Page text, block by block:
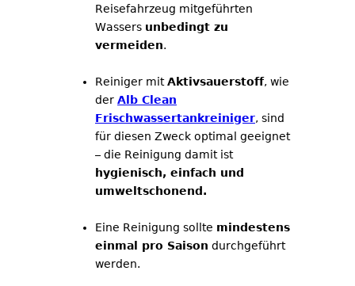
Reisefahrzeug mitgeführten
Wassers unbedingt zu
vermeiden.
Reiniger mitAktivsauerstoff, wie
der Alb Clean
Frischwassertankreiniger, sind
für diesen Zweck optimal geeignet
– die Reinigung damit ist
hygienisch, einfach und
umweltschonend.
Eine Reinigung sollte mindestens
einmal pro Saison durchgeführt
werden.